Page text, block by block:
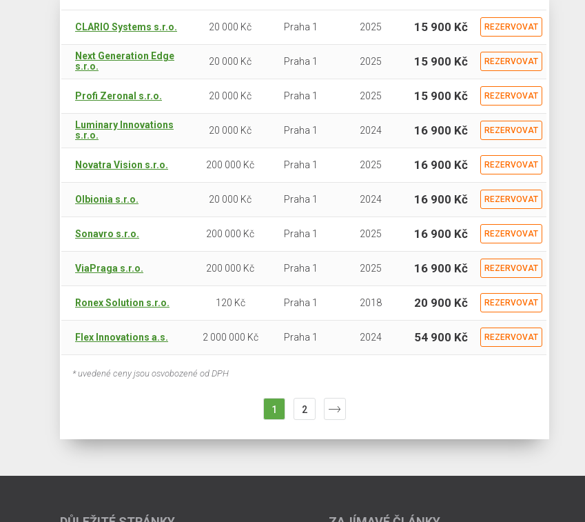
CLARIO Systems s.r.o. 20 000 Kč Praha 1 2025 15 900 Kč REZERVOVAT
Next Generation Edge
s.r.o.
20 000 Kč Praha 1 2025 15 900 Kč REZERVOVAT
Profi Zeronal s.r.o. 20 000 Kč Praha 1 2025 15 900 Kč REZERVOVAT
Luminary Innovations
s.r.o.
20 000 Kč Praha 1 2024 16 900 Kč REZERVOVAT
Novatra Vision s.r.o. 200 000 Kč Praha 1 2025 16 900 Kč REZERVOVAT
Olbionia s.r.o. 20 000 Kč Praha 1 2024 16 900 Kč REZERVOVAT
Sonavro s.r.o. 200 000 Kč Praha 1 2025 16 900 Kč REZERVOVAT
ViaPraga s.r.o. 200 000 Kč Praha 1 2025 16 900 Kč REZERVOVAT
Ronex Solution s.r.o. 120 Kč Praha 1 2018 20 900 Kč REZERVOVAT
Flex Innovations a.s. 2 000 000 Kč Praha 1 2024 54 900 Kč REZERVOVAT
* uvedené ceny jsou osvobozené od DPH
1 2